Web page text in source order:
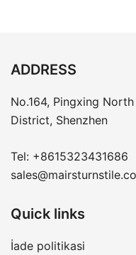
ADDRESS
No.164, Pingxing
District, Shenzhen
Tel: +8615323431686
Quick links
İade politikasi